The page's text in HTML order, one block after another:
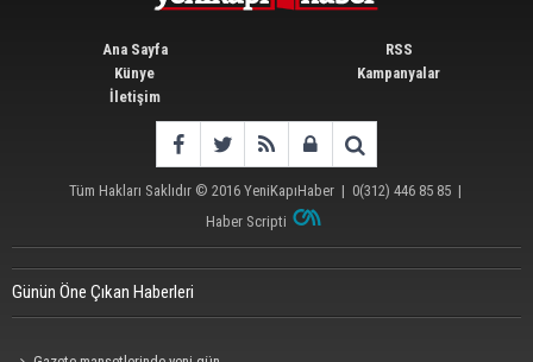
Ana Sayfa
Künye
İletişim
RSS
Kampanyalar
Tüm Hakları Saklıdır © 2016 YeniKapıHaber| 0(312) 446 85 85|
Haber Scripti
Günün Öne Çıkan Haberleri